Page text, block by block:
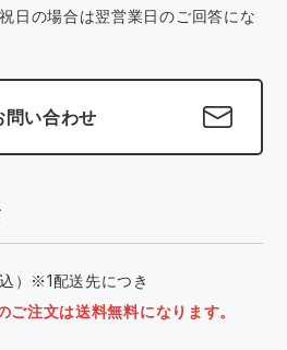
日の場合は翌営業日のご回答にな
問い合わせ
）※1配送先につき
注文は送料無料になります。